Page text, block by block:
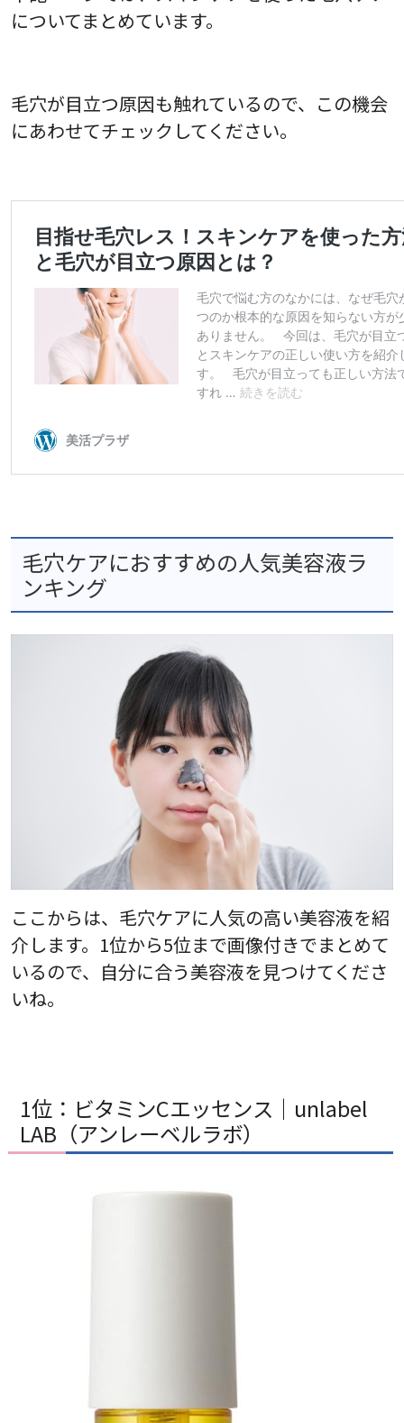
についてまとめています。
毛穴が目立つ原因も触れているので、この機会
にあわせてチェックしてください。
毛穴ケアにおすすめの人気美容液ラ
ンキング
ここからは、毛穴ケアに人気の高い美容液を紹
介します。1位から5位まで画像付きでまとめて
いるので、自分に合う美容液を見つけてくださ
いね。
1位：ビタミンCエッセンス｜unlabel
LAB（アンレーベルラボ）